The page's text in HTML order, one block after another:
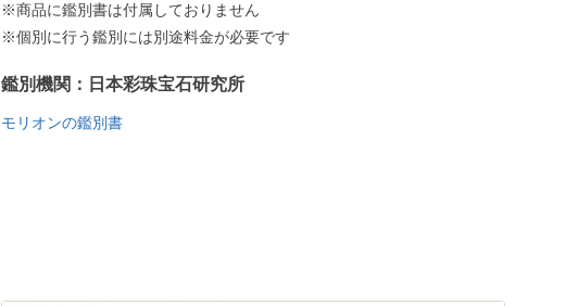
※商品に鑑別書は付属しておりません
※個別に行う鑑別には別途料金が必要です
鑑別機関：日本彩珠宝石研究所
モリオンの鑑別書